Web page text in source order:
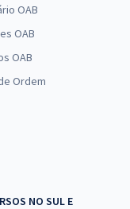
OAB
OAB
OAB
Ordem
NO SUL E